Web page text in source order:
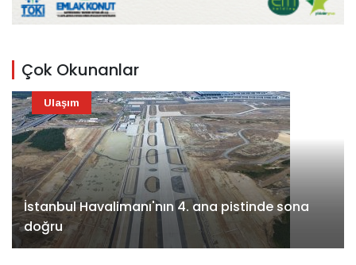
Çok Okunanlar
İstanbul Havalimanı'nın 4. ana pistinde sona
doğru
Ulaşım